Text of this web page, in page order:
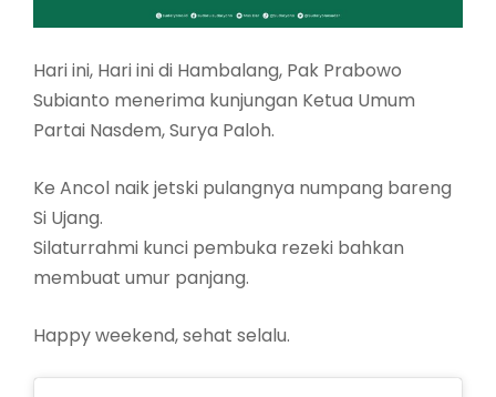
Hari ini, Hari ini di Hambalang, Pak Prabowo
Subianto menerima kunjungan Ketua Umum
Partai Nasdem, Surya Paloh.
Ke Ancol naik jetski pulangnya numpang bareng
Si Ujang.
Silaturrahmi kunci pembuka rezeki bahkan
membuat umur panjang.
Happy weekend, sehat selalu.